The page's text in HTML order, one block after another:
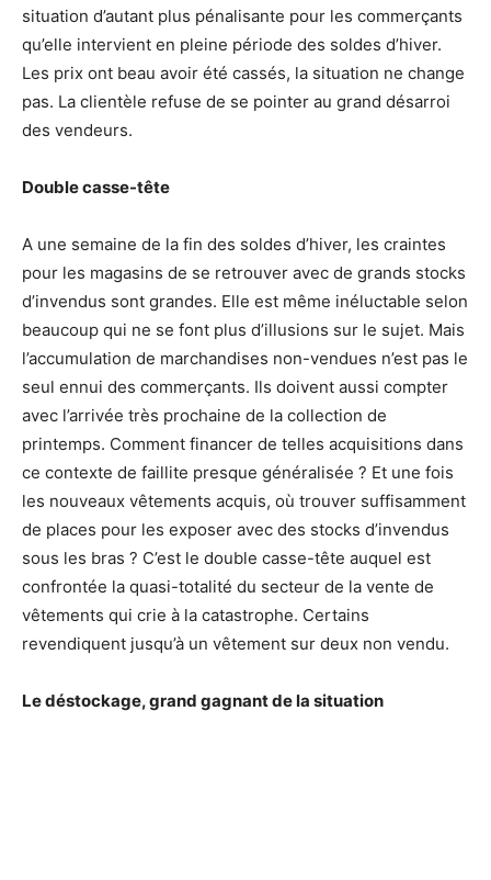
situation d’autant plus pénalisante pour les commerçants
qu’elle intervient en pleine période des soldes d’hiver.
Les prix ont beau avoir été cassés, la situation ne change
pas. La clientèle refuse de se pointer au grand désarroi
des vendeurs.
Double casse-tête
A une semaine de la fin des soldes d’hiver, les craintes
pour les magasins de se retrouver avec de grands stocks
d’invendus sont grandes. Elle est même inéluctable selon
beaucoup qui ne se font plus d’illusions sur le sujet. Mais
l’accumulation de marchandises non-vendues n’est pas le
seul ennui des commerçants. Ils doivent aussi compter
avec l’arrivée très prochaine de la collection de
printemps. Comment financer de telles acquisitions dans
ce contexte de faillite presque généralisée ? Et une fois
les nouveaux vêtements acquis, où trouver suffisamment
de places pour les exposer avec des stocks d’invendus
sous les bras ? C’est le double casse-tête auquel est
confrontée la quasi-totalité du secteur de la vente de
vêtements qui crie à la catastrophe. Certains
revendiquent jusqu’à un vêtement sur deux non vendu.
Le déstockage, grand gagnant de la situation